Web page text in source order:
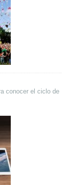
conocer el ciclo de